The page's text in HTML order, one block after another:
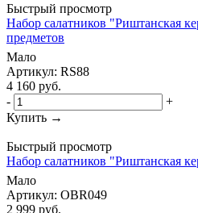
Быстрый просмотр
Набор салатников "Риштанская
предметов
Мало
Артикул: RS88
4 160 руб.
-
+
Купить →
Быстрый просмотр
Набор салатников "Риштанская
Мало
Артикул: OBR049
2 999 руб.